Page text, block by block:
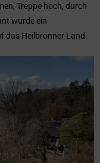
Treppe hoch, durch
wurde ein
das Heilbronner Land.